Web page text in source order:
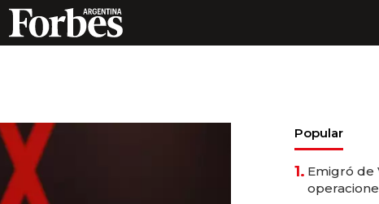
Popular
1. Emigró de